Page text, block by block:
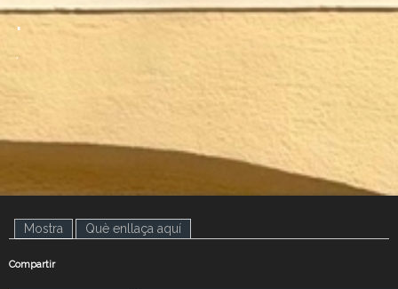
.
.
Mostra (pestanya activa)
Què enllaça aquí
Compartir